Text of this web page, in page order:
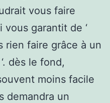
vous faire
garantit de ‘
rien faire grâce à un
dès le fond,
moins facile
demandra un